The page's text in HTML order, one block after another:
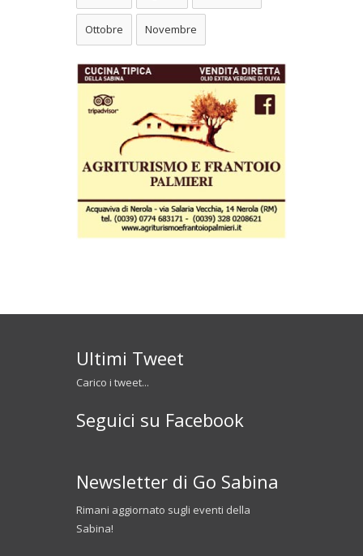
Ottobre Novembre
Ultimi Tweet
Carico i tweet...
Seguici su Facebook
Newsletter di Go Sabina
Rimani aggiornato sugli eventi della
Sabina!